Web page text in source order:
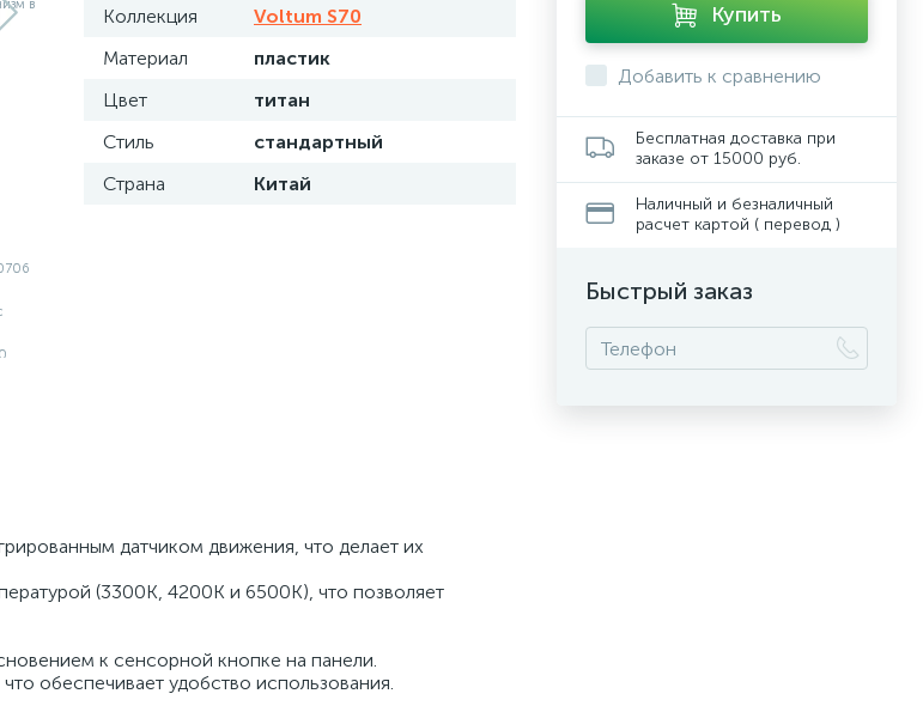
Коллекция
Voltum S70
Материал
пластик
Цвет
титан
Стиль
стандартный
Страна
Китай
датчиком движения, что делает их
(3300K, 4200K и 6500K), что позволяет
к сенсорной кнопке на панели.
обеспечивает удобство использования.
Купить
Добавить к сравнению
Бесплатная доставка при
заказе от 15000 руб.
Наличный и безналичный
расчет картой ( перевод )
Быстрый заказ